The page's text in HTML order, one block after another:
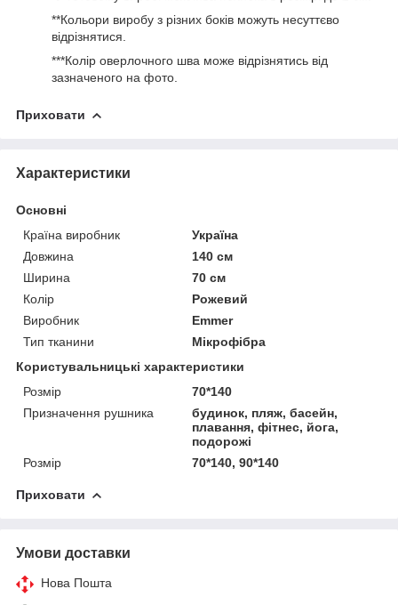
**Кольори виробу з різних боків можуть несуттєво
відрізнятися.
***Колір оверлочного шва може відрізнятись від
зазначеного на фото.
Приховати
Характеристики
Основні
Країна виробник
Україна
Довжина
140 см
Ширина
70 см
Колір
Рожевий
Виробник
Emmer
Тип тканини
Мікрофібра
Користувальницькі характеристики
Розмір
70*140
Призначення рушника
будинок, пляж, басейн,
плавання, фітнес, йога,
подорожі
Розмір
70*140, 90*140
Приховати
Умови доставки
Нова Пошта